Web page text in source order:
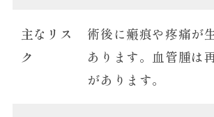
主なリス
ク
術後に瘢痕や疼痛が
あります。血管腫は
があります。